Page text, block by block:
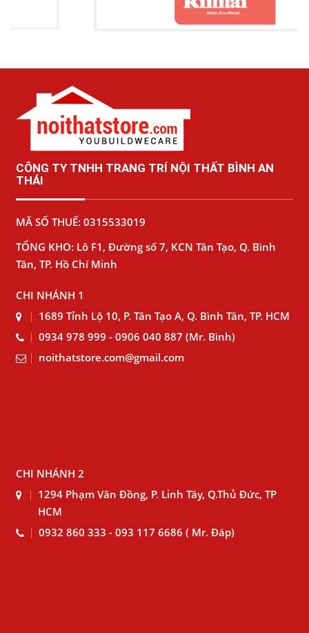
CÔNG TY TNHH TRANG TRÍ NỘI THẤT BÌNH AN
THÁI
MÃ SỐ THUẾ: 0315533019
TỔNG KHO: Lô F1, Đường số 7, KCN Tân Tạo, Q. Bình
Tân, TP. Hồ Chí Minh
CHI NHÁNH 1
1689 Tỉnh Lộ 10, P. Tân Tạo A, Q. Bình Tân, TP. HCM
0934 978 999 - 0906 040 887 (Mr. Bình)
noithatstore.com@gmail.com
CHI NHÁNH 2
1294 Phạm Văn Đồng, P. Linh Tây, Q.Thủ Đức, TP
HCM
0932 860 333 - 093 117 6686 ( Mr. Đáp)